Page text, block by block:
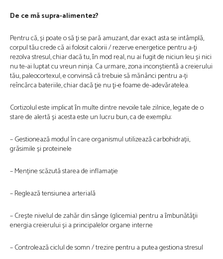
De ce mă supra-alimentez?
Pentru că, și poate o să ţi se pară amuzant, dar exact asta se intâmplă,
corpul tău crede că ai folosit calorii / rezerve energetice pentru a-ţi
rezolva stresul, chiar dacă tu, ȋn mod real, nu ai fugit de niciun leu și nici
nu te-ai luptat cu vreun ninja. Ca urmare, zona inconștientă a creierului
tău, paleocortexul, e convinsă că trebuie să mănânci pentru a-ți
reîncărca bateriile, chiar dacă ţie nu ţi-e foame de-adevăratelea.
Cortizolul este implicat ȋn multe dintre nevoile tale zilnice, legate de o
stare de alertă și acesta este un lucru bun, ca de exemplu:
– Gestionează modul în care organismul utilizează carbohidrații,
grăsimile și proteinele
– Menține scăzută starea de inflamație
– Reglează tensiunea arterială
– Crește nivelul de zahăr din sânge (glicemia) pentru a ȋmbunătăţii
energia creierului și a principalelor organe interne
– Controlează ciclul de somn / trezire pentru a putea gestiona stresul